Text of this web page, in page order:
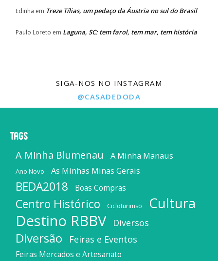
Edinha em Treze Tílias, um pedaço da Áustria no sul do Brasil
Paulo Loreto em Laguna, SC: tem farol, tem mar, tem história
SIGA-NOS NO INSTAGRAM
@CASADEDODA
Tags
A Minha Blumenau A Minha Manaus
Ano Novo As Minhas Minas Gerais
BEDA2018 Boas Compras
Centro Histórico Cicloturimso Cultura
Destino RBBV Diversos
Diversão Feiras e Eventos
Feiras Mercados e Artesanato